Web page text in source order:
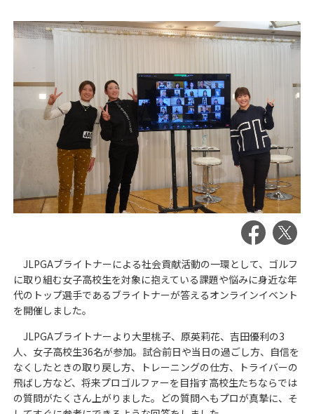
JLPGAブライトナーによる社会貢献活動の一環として、ゴルフ
に取り組む女子高校生を対象に抱えている課題や悩みに身近な年
代のトップ選手であるブライトナーが答えるオンラインイベント
を開催しました。
JLPGAブライトナーより大里桃子、原英莉花、吉田優利の3
人、女子高校生36名が参加。試合前日や当日の過ごし方、自信を
なくしたときの取り戻し方、トレーニングの仕方、トライバーの
飛ばし方など、将来プロゴルファーを目指す高校生たちならでは
の質問がたくさん上がりました。どの質問へもプロが真摯に、そ